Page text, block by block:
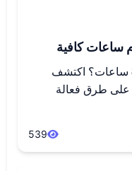
ساعات كافية
تشعر بالتعب الصباحي رغم النوم 8 ساعات؟ اكتشف
على طرق فعالة
539